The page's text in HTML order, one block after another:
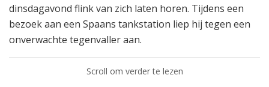
dinsdagavond flink van zich laten horen. Tijdens een
bezoek aan een Spaans tankstation liep hij tegen een
onverwachte tegenvaller aan.
Scroll om verder te lezen